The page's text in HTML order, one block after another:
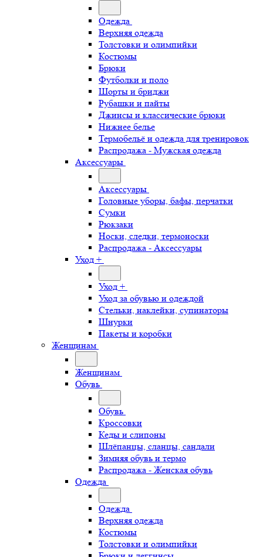
Одежда
Верхняя одежда
Толстовки и олимпийки
Костюмы
Брюки
Футболки и поло
Шорты и бриджи
Рубашки и пайты
Джинсы и классические брюки
Нижнее белье
Термобельё и одежда для тренировок
Распродажа - Мужская одежда
Аксессуары
Аксессуары
Головные уборы, бафы, перчатки
Сумки
Рюкзаки
Носки, следки, термоноски
Распродажа - Аксессуары
Уход +
Уход +
Уход за обувью и одеждой
Стельки, наклейки, супинаторы
Шнурки
Пакеты и коробки
Женщинам
Женщинам
Обувь
Обувь
Кроссовки
Кеды и слипоны
Шлёпанцы, сланцы, сандали
Зимняя обувь и термо
Распродажа - Женская обувь
Одежда
Одежда
Верхняя одежда
Костюмы
Толстовки и олимпийки